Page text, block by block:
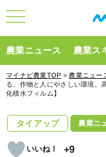
農業ニュース 農業ス
マイナビ農業TOP > 農業ニュー
る、作物と人にやさしい環境。
化積水フィルム】
タイアップ 農業ニ
+9